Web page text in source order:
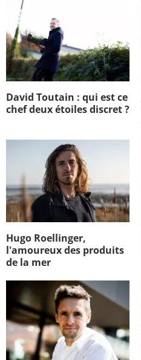
David Toutain : qui est ce
chef deux étoiles discret ?
Hugo Roellinger,
l'amoureux des produits
de la mer